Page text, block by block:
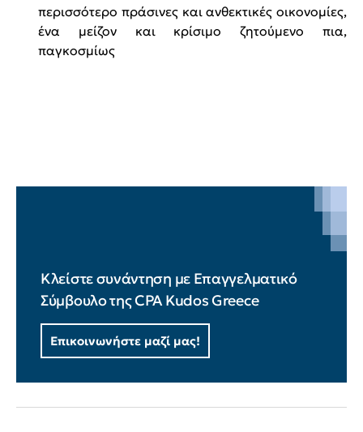
περισσότερο πράσινες και ανθεκτικές οικονομίες,
ένα μείζον και κρίσιμο ζητούμενο πια,
παγκοσμίως
Κλείστε συνάντηση με Επαγγελματικό
Σύμβουλο της CPA Kudos Greece
Επικοινωνήστε μαζί μας!